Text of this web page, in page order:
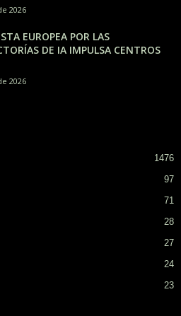
2026
EUROPEA POR LAS
DE IA IMPULSA CENTROS
2026
1476
97
71
28
27
24
23